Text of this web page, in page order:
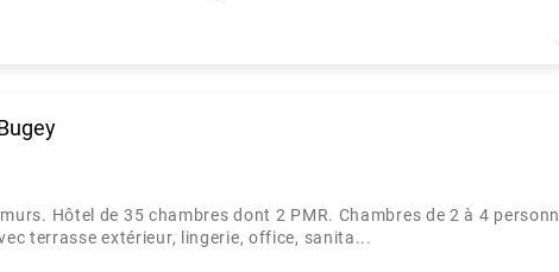
Hôtel de 35 chambres dont 2 PMR. Chambres de 2 à 4
terrasse extérieur, lingerie, office, sanita...